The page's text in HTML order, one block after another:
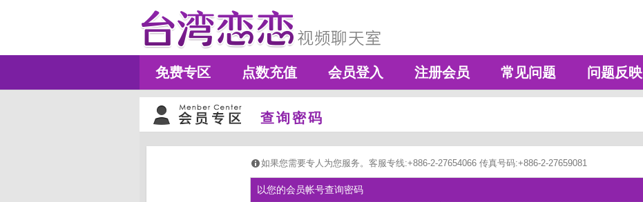
免费专区 点数充值 会员登入 注册会员 常见问题 问题反映
查询密码
如果您需要专人为您服务。客服专线:+886-2-27654066 传真号码:+886-2-27659081
以您的会员帐号查询密码